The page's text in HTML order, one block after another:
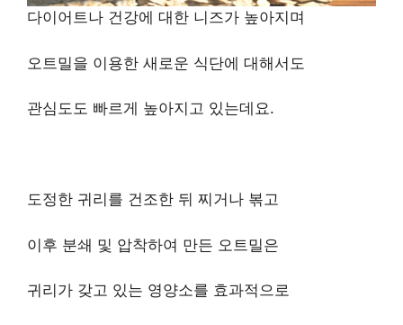
다이어트나 건강에 대한 니즈가 높아지며
오트밀을 이용한 새로운 식단에 대해서도
관심도도 빠르게 높아지고 있는데요.
도정한 귀리를 건조한 뒤 찌거나 볶고
이후 분쇄 및 압착하여 만든 오트밀은
귀리가 갖고 있는 영양소를 효과적으로